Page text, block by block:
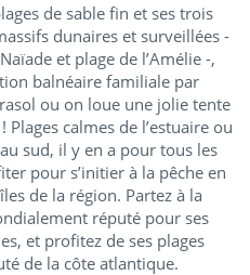
de sable fin et ses trois
dunaires et surveillées -
et plage de l’Amélie -,
balnéaire familiale par
ou on loue une jolie tente
calmes de l’estuaire ou
sud, il y en a pour tous les
pour s’initier à la pêche en
de la région. Partez à la
réputé pour ses
et profitez de ses plages
de la côte atlantique.